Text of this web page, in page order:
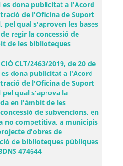
es dona publicitat a l'Acord
de l'Oficina de Suport
pel qual s'aproven les bases
regir la concessió de
de les biblioteques
CLT/2463/2019, de 20 de
dona publicitat a l'Acord
de l'Oficina de Suport
qual s'aprova la
en l'àmbit de les
de subvencions, en
no competitiva, a municipis
d'obres de
de biblioteques públiques
474644